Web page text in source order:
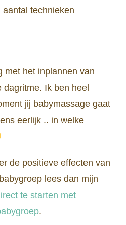
technieken
met het inplannen van
dagritme. Ik ben heel
jij babymassage gaat
eerlijk .. in welke
de positieve effecten van
lees dan mijn
te starten met
.